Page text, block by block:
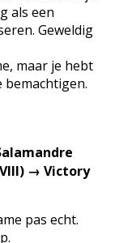
als een
Geweldig
maar je hebt
bemachtigen.
→ Victory
pas echt.